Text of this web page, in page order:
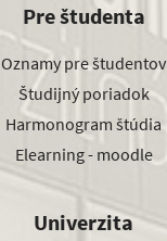
Pre študenta
Oznamy pre študentov
Študijný poriadok
Harmonogram štúdia
Elearning - moodle
Univerzita